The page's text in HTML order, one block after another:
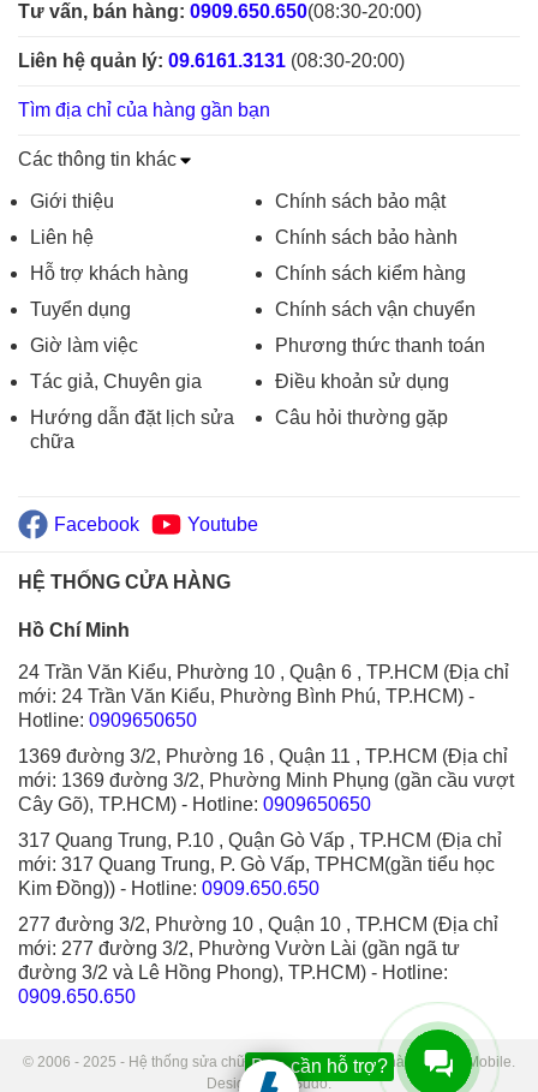
Tư vấn, bán hàng: 0909.650.650(08:30-20:00)
Liên hệ quản lý: 09.6161.3131 (08:30-20:00)
Tìm địa chỉ của hàng gần bạn
Các thông tin khác
Giới thiệu
Liên hệ
Hỗ trợ khách hàng
Tuyển dụng
Giờ làm việc
Tác giả, Chuyên gia
Hướng dẫn đặt lịch sửa
chữa
Chính sách bảo mật
Chính sách bảo hành
Chính sách kiểm hàng
Chính sách vận chuyển
Phương thức thanh toán
Điều khoản sử dụng
Câu hỏi thường gặp
Facebook Youtube
HỆ THỐNG CỬA HÀNG
Hồ Chí Minh
24 Trần Văn Kiểu, Phường 10 , Quận 6 , TP.HCM (Địa chỉ
mới: 24 Trần Văn Kiểu, Phường Bình Phú, TP.HCM) -
Hotline: 0909650650
1369 đường 3/2, Phường 16 , Quận 11 , TP.HCM (Địa chỉ
mới: 1369 đường 3/2, Phường Minh Phụng (gần cầu vượt
Cây Gõ), TP.HCM) - Hotline: 0909650650
317 Quang Trung, P.10 , Quận Gò Vấp , TP.HCM (Địa chỉ
mới: 317 Quang Trung, P. Gò Vấp, TPHCM(gần tiểu học
Kim Đồng)) - Hotline: 0909.650.650
277 đường 3/2, Phường 10 , Quận 10 , TP.HCM (Địa chỉ
mới: 277 đường 3/2, Phường Vườn Lài (gần ngã tư
đường 3/2 và Lê Hồng Phong), TP.HCM) - Hotline:
0909.650.650
© 2006 - 2025 - Hệ thống sửa chữa điện thoại di động Thành Trung Mobile.
Designed by Sudo.
Bạn cần hỗ trợ?